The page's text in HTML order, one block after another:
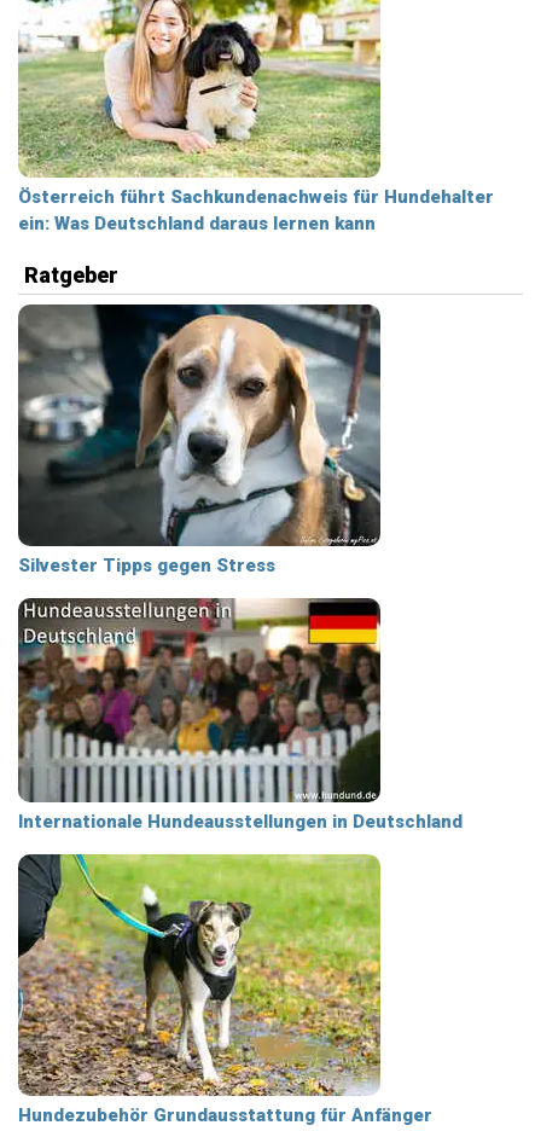
Österreich führt Sachkundenachweis für Hundehalter
ein: Was Deutschland daraus lernen kann
Ratgeber
Silvester Tipps gegen Stress
Internationale Hundeausstellungen in Deutschland
Hundezubehör Grundausstattung für Anfänger